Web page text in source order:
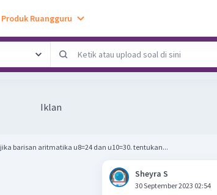
Produk Ruangguru
Iklan
jika barisan aritmatika u8=24 dan u10=30. tentukan...
Sheyra S
30 September 2023 02:54